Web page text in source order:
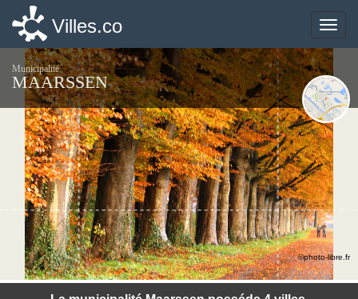
Toggle
Villes.co
Municipalité
MAARSSEN
©photo-libre.fr
Toggle
Villes.co